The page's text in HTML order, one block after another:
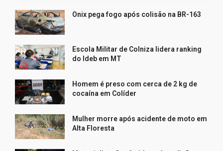
Onix pega fogo após colisão na BR-163
Escola Militar de Colniza lidera ranking
do Ideb em MT
Homem é preso com cerca de 2 kg de
cocaína em Colíder
Mulher morre após acidente de moto em
Alta Floresta